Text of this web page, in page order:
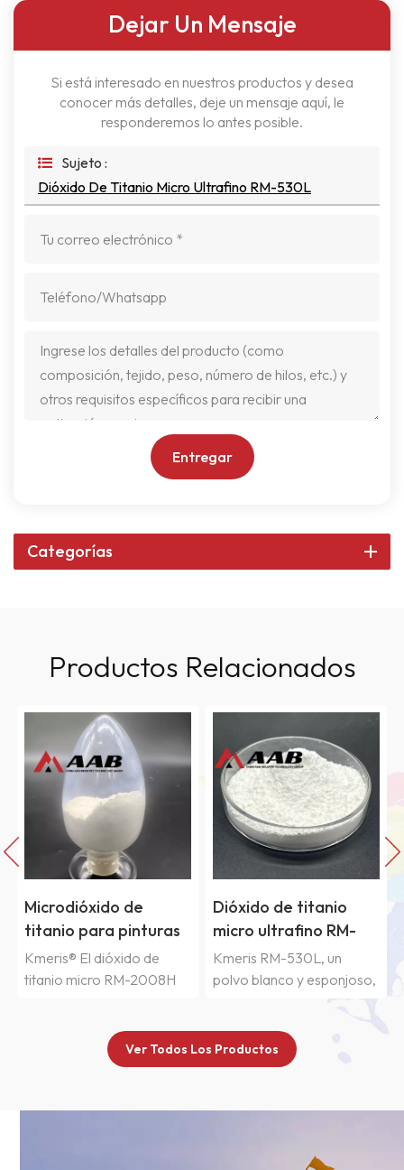
Dejar Un Mensaje
Si está interesado en nuestros productos y desea
conocer más detalles, deje un mensaje aquí, le
responderemos lo antes posible.
Sujeto :
Dióxido De Titanio Micro Ultrafino RM-530L
Entregar
Categorías
Productos Relacionados
Dióxido de titanio
micro ultrafino RM-
530L
Kmeris RM-530L, un
polvo blanco y esponjoso,
tratamiento superficial,
desarrollado
recubrimientos con efecto
Microdióxido de
titanio MT-5008HD
Kmeris® MT-5008HD es
un dióxido de titanio rutilo
ultrafino con tratamiento
por Kmeris Materials
Technology. Está
para ofrecer excelente
resistencia a la intemperie
Ver Todos Los Productos